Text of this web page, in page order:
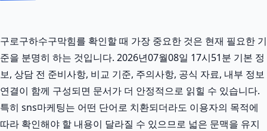
구로구하수구막힘를 확인할 때 가장 중요한 것은 현재 필요한 기
준을 분명히 하는 것입니다. 2026년07월08일 17시51분 기본 정
보, 상담 전 준비사항, 비교 기준, 주의사항, 공식 자료, 내부 정보
연결이 함께 구성되면 문서가 더 안정적으로 읽힐 수 있습니다.
특히 sns마케팅는 어떤 단어로 치환되더라도 이용자의 목적에
따라 확인해야 할 내용이 달라질 수 있으므로 넓은 문맥을 유지